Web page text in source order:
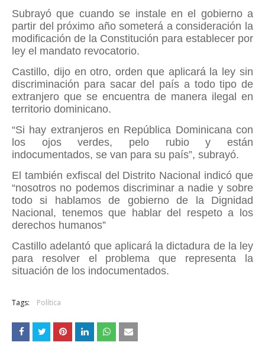
Subrayó que cuando se instale en el gobierno a
partir del próximo año someterá a consideración la
modificación de la Constitución para establecer por
ley el mandato revocatorio.
Castillo, dijo en otro, orden que aplicará la ley sin
discriminación para sacar del país a todo tipo de
extranjero que se encuentra de manera ilegal en
territorio dominicano.
“Si hay extranjeros en República Dominicana con
los ojos verdes, pelo rubio y están
indocumentados, se van para su país”, subrayó.
El también exfiscal del Distrito Nacional indicó que
“nosotros no podemos discriminar a nadie y sobre
todo si hablamos de gobierno de la Dignidad
Nacional, tenemos que hablar del respeto a los
derechos humanos”
Castillo adelantó que aplicará la dictadura de la ley
para resolver el problema que representa la
situación de los indocumentados.
Tags: Política